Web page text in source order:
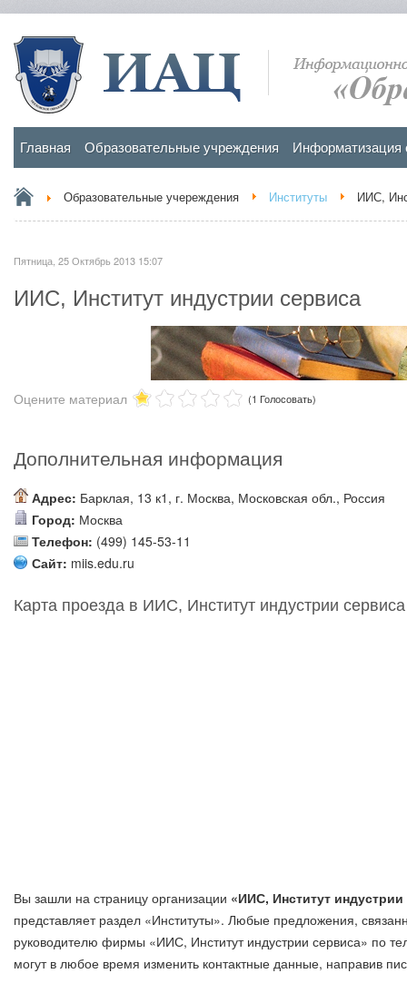
Главная Образовательные учреждения Информатизация
Образовательные учереждения Институты ИИС,
Пятница, 25 Октябрь 2013 15:07
ИИС, Институт индустрии сервиса
Оцените материал (1 Голосовать)
Дополнительная информация
Адрес: Барклая, 13 к1, г. Москва, Московская обл., Россия
Город: Москва
Телефон: (499) 145-53-11
Сайт: miis.edu.ru
Карта проезда в ИИС, Институт индустрии сервиса
Вы зашли на страницу организации «ИИС, Институт
представляет раздел «Институты». Любые предложения,
руководителю фирмы «ИИС, Институт индустрии сервиса» по
могут в любое время изменить контактные данные, направив